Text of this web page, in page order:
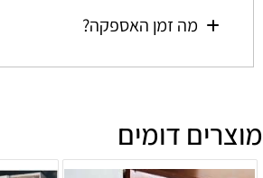
מה זמן האספקה?
מוצרים דומים